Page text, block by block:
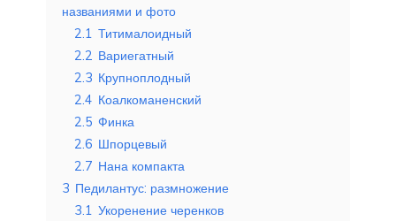
названиями и фото
2.1 Титималоидный
2.2 Вариегатный
2.3 Крупноплодный
2.4 Коалкоманенский
2.5 Финка
2.6 Шпорцевый
2.7 Нана компакта
3 Педилантус: размножение
3.1 Укоренение черенков